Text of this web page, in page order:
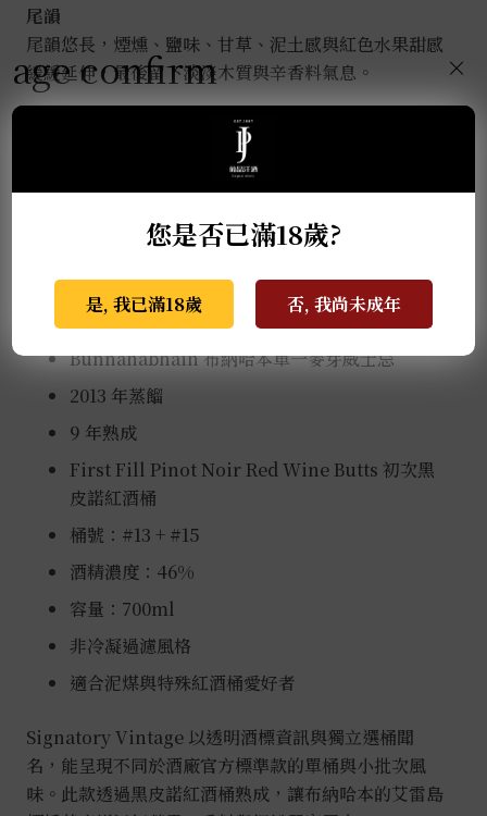
尾韻
尾韻悠長，煙燻、鹽味、甘草、泥土感與紅色水果甜感
緩緩延伸，最後留下淡淡木質與辛香料氣息。
整體風格屬於「泥煤煙燻 × 黑皮諾紅酒桶」路線，既
有艾雷島的海風煙燻，也有紅酒桶帶來的莓果與甜香料
釀造特色
Signatory Vintage 聖弗力獨立裝瓶
Bunnahabhain 布納哈本單一麥芽威士忌
2013 年蒸餾
9 年熟成
First Fill Pinot Noir Red Wine Butts 初次黑
皮諾紅酒桶
桶號：#13 + #15
酒精濃度：46%
容量：700ml
非冷凝過濾風格
適合泥煤與特殊紅酒桶愛好者
Signatory Vintage 以透明酒標資訊與獨立選桶聞
名，能呈現不同於酒廠官方標準款的單桶與小批次風
味。此款透過黑皮諾紅酒桶熟成，讓布納哈本的艾雷島
age confirm
您是否已滿18歲?
是, 我已滿18歲 否, 我尚未成年
×